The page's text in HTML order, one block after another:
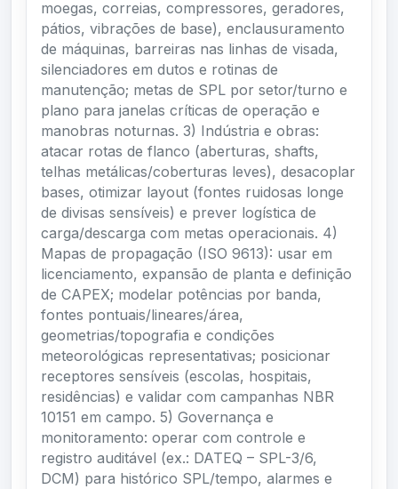
moegas, correias, compressores, geradores,
pátios, vibrações de base), enclausuramento
de máquinas, barreiras nas linhas de visada,
silenciadores em dutos e rotinas de
manutenção; metas de SPL por setor/turno e
plano para janelas críticas de operação e
manobras noturnas. 3) Indústria e obras:
atacar rotas de flanco (aberturas, shafts,
telhas metálicas/coberturas leves), desacoplar
bases, otimizar layout (fontes ruidosas longe
de divisas sensíveis) e prever logística de
carga/descarga com metas operacionais. 4)
Mapas de propagação (ISO 9613): usar em
licenciamento, expansão de planta e definição
de CAPEX; modelar potências por banda,
fontes pontuais/lineares/área,
geometrias/topografia e condições
meteorológicas representativas; posicionar
receptores sensíveis (escolas, hospitais,
residências) e validar com campanhas NBR
10151 em campo. 5) Governança e
monitoramento: operar com controle e
registro auditável (ex.: DATEQ – SPL-3/6,
DCM) para histórico SPL/tempo, alarmes e